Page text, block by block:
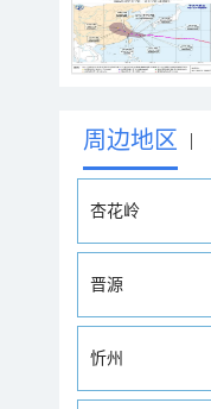
周边地区 |
杏花岭
晋源
忻州